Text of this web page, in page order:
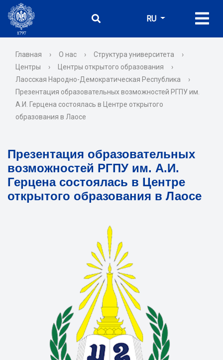
RU
Главная › О нас › Структура университета
›
Центры
› Центры открытого образования
›
Лаосская Народно-Демократическая Республика
›
Презентация образовательных возможностей РГПУ им.
А.И. Герцена состоялась в Центре открытого
образования в Лаосе
Презентация образовательных
возможностей РГПУ им. А.И.
Герцена состоялась в Центре
открытого образования в Лаосе